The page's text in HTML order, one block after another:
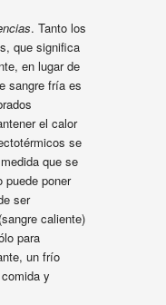
. Tanto los
que significa
en lugar de
sangre fría es
el calor
se
que se
puede poner
ser
caliente)
para
un frío
y